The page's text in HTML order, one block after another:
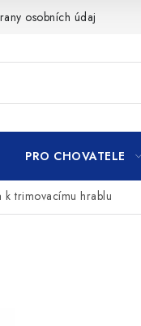
osobních údajů
PRO CHOVATELE
k trimovacímu hrablu